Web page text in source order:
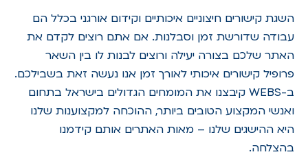
השגת קישורים חיצוניים איכותיים וקידום אורגני בכלל הם
עבודה שדורשת זמן וסבלנות. אם אתם רוצים לקדם את
האתר שלכם בצורה יעילה ורוצים לבנות לו בין השאר
פרופיל קישורים איכותי לאורך זמן אנו נעשה זאת בשבילכם.
ב-WEBS קיבצנו את המומחים הגדולים בישראל בתחום
ואנשי המקצוע הטובים ביותר, ההוכחה למקצוענות שלנו
היא ההישגים שלנו – מאות האתרים אותם קידמנו
בהצלחה.